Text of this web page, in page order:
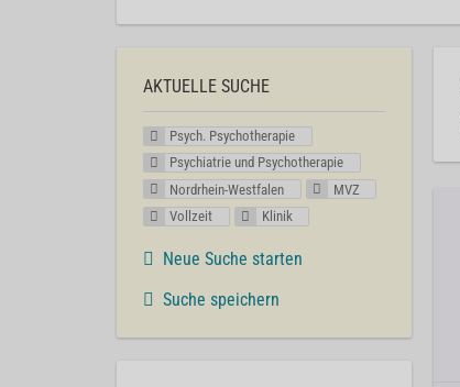
AKTUELLE SUCHE
Psych. Psychotherapie
Psychiatrie und Psychotherapie
Nordrhein-Westfalen
MVZ
Vollzeit
Klinik
Neue Suche starten
Suche speichern